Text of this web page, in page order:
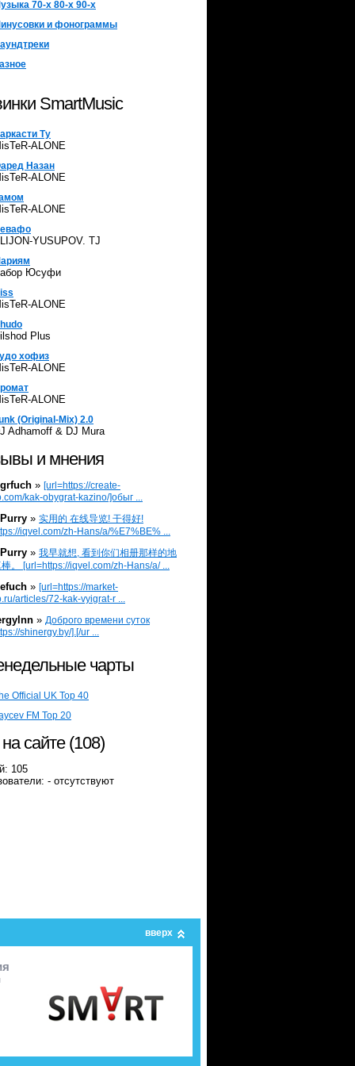
70-х 80-х 90-х
и фонограммы
SmartMusic
Ту
ALONE
Назан
ALONE
ALONE
YUSUPOV. TJ
Юсуфи
ALONE
Plus
хофиз
ALONE
ALONE
(Original-Mix) 2.0
Adhamoff & DJ Mura
и мнения
» [url=https://create-
kak-obygrat-kazino/]обыг ...
» 实用的 在线导览! 干得好!
iqvel.com/zh-Hans/a/%E7%BE% ...
» 我早就想, 看到你们相册那样的地
。 [url=https://iqvel.com/zh-Hans/a/ ...
» [url=https://market-
articles/72-kak-vyigrat-r ...
» Доброго времени суток
shinergy.by/].[/ur ...
чарты
Official UK Top 40
FM Top 20
сайте (108)
105
- отсутствуют
вверх